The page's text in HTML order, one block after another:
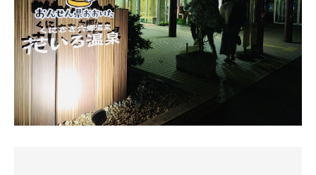
える立地の施設ならそれを活かしたサウナもあると嬉しい
んだよな。やっぱり人間は日に当たらないとダメなんだ
な。
サウナはマイルドだけど汗はしっかり出る。柔らかな陽射
しと熱さがマッチしていて、よいコンディションだと思
う。マットが濡れそぼっているのはまあ仕方なし。
水風呂。
外には露天風呂と温鉱泉、冷鉱泉、飲用泉があります。昔
はサウナ入らず外をローテーションで入ってました。
露天風呂はしっかり熱めでいい塩梅です。
温鉱泉2人用で長く入るにはぬるいです。温泉の成分しっ
かりで身体に良さそう。
冷鉱泉は1人用で温泉成分のある水風呂の趣き。
飲用泉は貧血が治りそうな味です。
外にイスはありません。私は地べたに座って壁にもたれて
のでほどほどに。サ室の隣にウォータークーラーもありま
す。
ベンチはあるけどととのい椅子はないのが玉に瑕、でも十
分気持ち良くなれるいい温泉サウナでした。またきたい。